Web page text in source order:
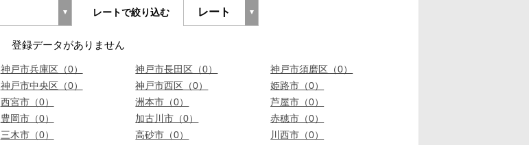
レートで絞り込む
登録データがありません
神戸市兵庫区（0） 神戸市長田区（0）
神戸市須磨区（0）
神戸市中央区（0） 神戸市西区（0）
姫路市（0）
西宮市（0） 洲本市（0）
芦屋市（0）
豊岡市（0） 加古川市（0）
赤穂市（0）
三木市（0） 高砂市（0）
川西市（0）